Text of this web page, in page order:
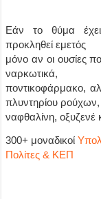
Εάν το θύμα έχει
προκληθεί εμετός
μόνο αν οι ουσίες
ναρκωτικά,
ποντικοφάρμακο,
πλυντηρίου ρούχων,
ναφθαλίνη, οξυζενέ
300+ μοναδικοί
Πολίτες & ΚΕΠ